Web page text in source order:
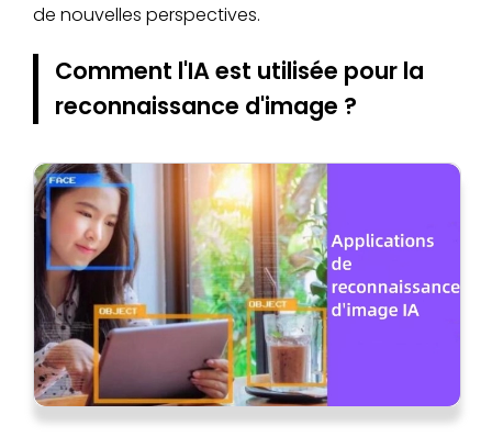
de nouvelles perspectives.
Comment l'IA est utilisée pour la
reconnaissance d'image ?